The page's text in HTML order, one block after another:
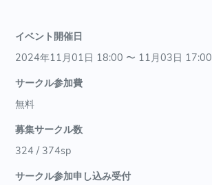
イベント開催日
2024年11月01日 18:00 〜 11月03日 17:00
サークル参加費
無料
募集サークル数
324 / 374sp
サークル参加申し込み受付